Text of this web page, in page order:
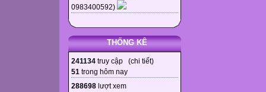
0983400592)
THỐNG KÊ
241134 truy cập (chi tiết)
51 trong hôm nay
288698 lượt xem